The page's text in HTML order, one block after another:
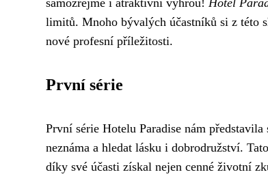
samozřejmě i atraktivní výhrou! Hotel
limitů. Mnoho bývalých účastníků si z této
nové profesní příležitosti.
První série
První série Hotelu Paradise nám
neznáma a hledat lásku i dobrodružství.
díky své účasti získal nejen cenné životní